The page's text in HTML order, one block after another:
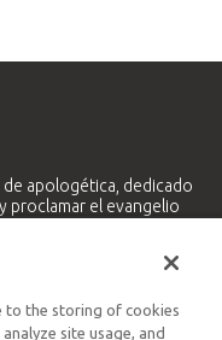
apologética, dedicado
proclamar el evangelio
y Latinoamericano
to the storing of cookies
site usage, and